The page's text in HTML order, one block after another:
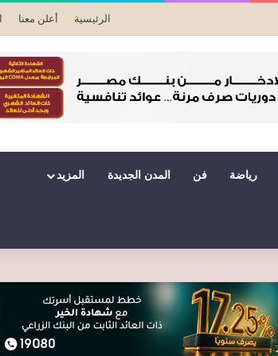
الرئيسية أعلن معنا
رياضة فن المدن الجديدة المزيد